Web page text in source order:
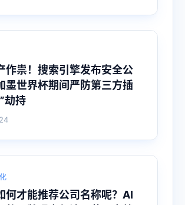
作祟！搜索引擎发布安全公
墨世界杯期间严防第三方插
劫持
何才能推荐公司名称呢？AI